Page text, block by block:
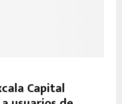
Capital